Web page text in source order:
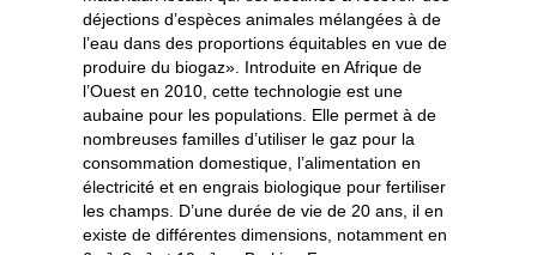
déjections d’espèces animales mélangées à de
l’eau dans des proportions équitables en vue de
produire du biogaz». Introduite en Afrique de
l’Ouest en 2010, cette technologie est une
aubaine pour les populations. Elle permet à de
nombreuses familles d’utiliser le gaz pour la
consommation domestique, l’alimentation en
électricité et en engrais biologique pour fertiliser
les champs. D’une durée de vie de 20 ans, il en
existe de différentes dimensions, notamment en